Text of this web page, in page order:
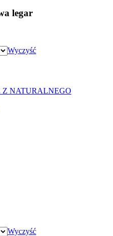
legar
Wyczyść
Z NATURALNEGO
Wyczyść